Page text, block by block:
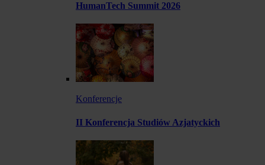
HumanTech Summit 2026
Konferencje
II Konferencja Studiów Azjatyckich